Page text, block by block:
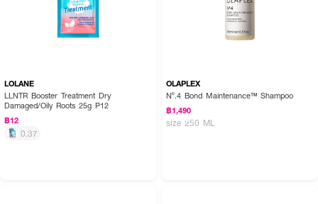
How To Use :
ใช้ Head&Shoulder Apple Fresh Shampoo ทำความสะอาดเส้นผม ควรใช้คู่กับ
LOLANE
LLNTR Booster Treatment Dry
Damaged/Oily Roots 25g P12
฿12
0.37
OLAPLEX
Nº.4 Bond Maintenance™ Shampoo
฿1,490
size 250 ML